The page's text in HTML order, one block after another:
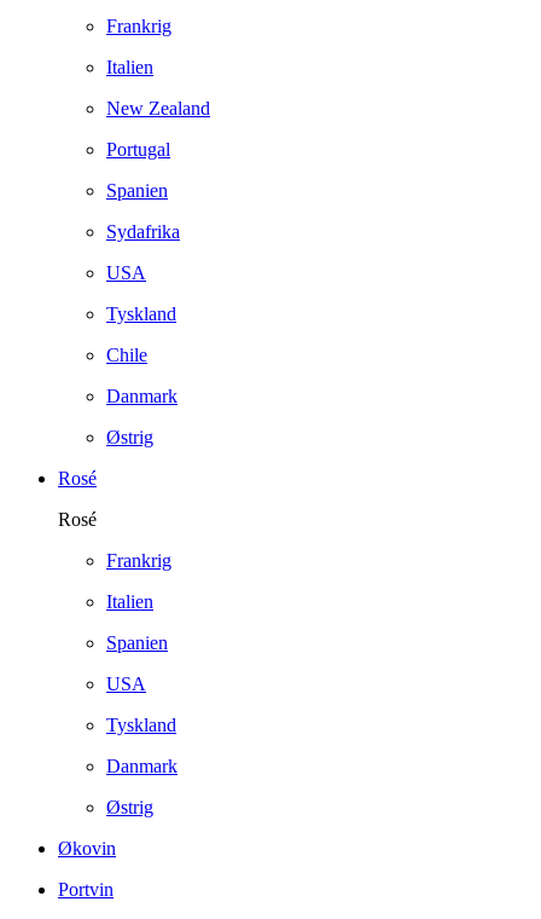
Frankrig
Italien
New Zealand
Portugal
Spanien
Sydafrika
USA
Tyskland
Chile
Danmark
Østrig
Rosé
Rosé
Frankrig
Italien
Spanien
USA
Tyskland
Danmark
Østrig
Økovin
Portvin